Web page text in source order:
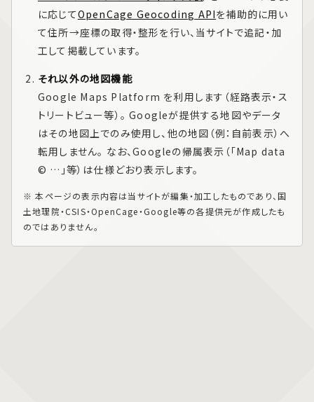
に応じてOpenCage Geocoding APIを補助的に用い
て住所→座標の取得・整形を行い、当サイトで追記・加
工して掲載しています。
それ以外の地図機能
Google Maps Platform を利用します（経路表示・ス
トリートビュー等）。 Googleが提供する地図やデータ
はその地図上でのみ使用し、他の地図（例：自前表示）へ
転用しません。 なお、Googleの帰属表示（「Map data
© …」等）は仕様どおり表示します。
※ 本ページの表示内容は当サイトが編集・加工したものであり、国
土地理院・CSIS・OpenCage・Google等の各提供元が作成したも
のではありません。